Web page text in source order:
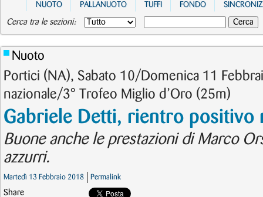
NUOTO PALLANUOTO TUFFI FONDO
Cerca tra le sezioni:
Nuoto
Portici (NA), Sabato 10/Domenica 11
nazionale/3° Trofeo Miglio d’Oro (25m)
Gabriele Detti, rientro positivo
Buone anche le prestazioni di Marco
azzurri.
Martedì 13 Febbraio 2018 Permalink
Share